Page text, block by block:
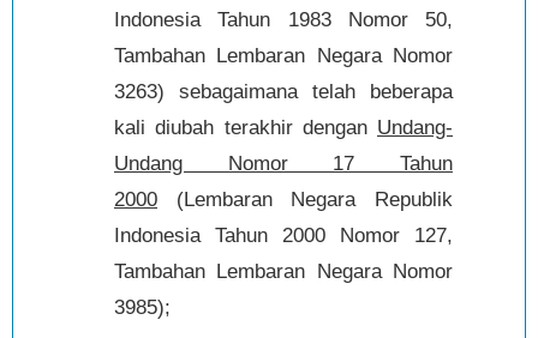
Indonesia Tahun 1983 Nomor 50,
Tambahan Lembaran Negara Nomor
3263) sebagaimana telah beberapa
kali diubah terakhir dengan Undang-
Undang Nomor 17 Tahun
2000 (Lembaran Negara Republik
Indonesia Tahun 2000 Nomor 127,
Tambahan Lembaran Negara Nomor
3985);